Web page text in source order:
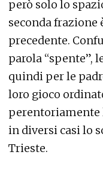
però solo lo
seconda frazione
precedente.
parola “spente”,
quindi per le
loro gioco
perentoriamente
in diversi casi lo
Trieste.